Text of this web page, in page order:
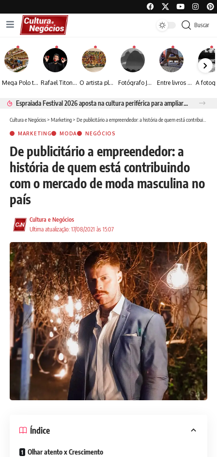
Buscar
Mega Polo transforma lançamento de coleção em plataforma nacional de negócios e projeta crescimento de mais de 15% Rafael Titonelly leva magia e acolhimento a crianças em tratamento oncológico em Juiz de Fora O artista plástico Jorge Luiz transforma sustentabilidade e criatividade em arte contemporânea Fotógrafo José Roberto apresenta um olhar sensível sobre arquitetura, formas e luz na fotografia Entre livros e fotografia autoral, Sebastião Reis consolida uma trajetória marcada pelo olhar artístico
Espraiada Festival 2026 aposta na cultura periférica para ampliar oportunidades na zona sul
Cultura e Negócios> Marketing> De publicitário a empreendedor: a história de quem está contribuindo com o mercado de moda masculina no país
MARKETING MODA NEGÓCIOS
De publicitário a empreendedor: a
história de quem está contribuindo
com o mercado de moda masculina no
país
Ultima atualização: 17/08/2021 às 15:07
Cultura e Negócios
Índice
Olhar atento x Crescimento